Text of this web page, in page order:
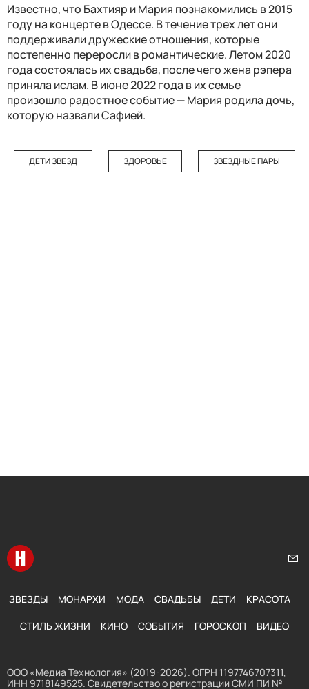
Известно, что Бахтияр и Мария познакомились в 2015
году на концерте в Одессе. В течение трех лет они
поддерживали дружеские отношения, которые
постепенно переросли в романтические. Летом 2020
года состоялась их свадьба, после чего жена рэпера
приняла ислам. В июне 2022 года в их семье
произошло радостное событие — Мария родила дочь,
которую назвали Сафией.
ДЕТИ ЗВЕЗД ЗДОРОВЬЕ ЗВЕЗДНЫЕ ПАРЫ
Перейти на главную
ЗВЕЗДЫ МОНАРХИ МОДА СВАДЬБЫ ДЕТИ КРАСОТА
СТИЛЬ ЖИЗНИ КИНО СОБЫТИЯ ГОРОСКОП ВИДЕО
ООО «Медиа Технология» (2019-2026). ОГРН 1197746707311,
ИНН 9718149525. Свидетельство о регистрации СМИ ПИ №